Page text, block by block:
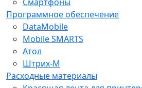
Программное обеспечение
DataMobile
Mobile SMARTS
Атол
Штрих-М
Расходные материалы